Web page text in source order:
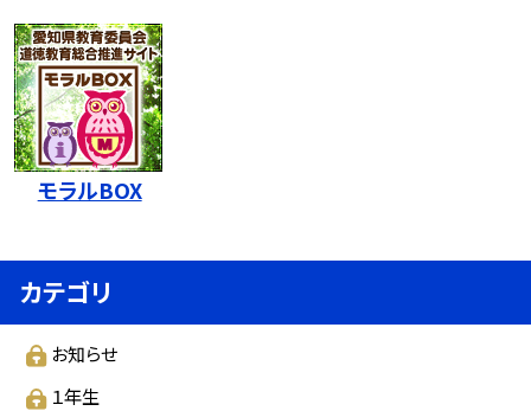
モラルBOX
カテゴリ
お知らせ
１年生